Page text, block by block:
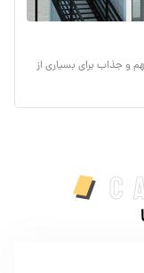
و جذاب برای بسیاری از